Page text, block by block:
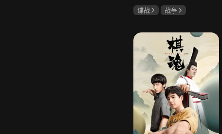
谍战
战争